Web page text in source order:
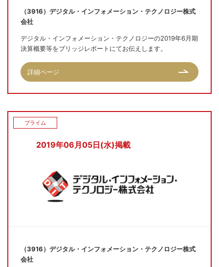
（3916）デジタル・インフォメーション・テクノロジー株式
会社
デジタル・インフォメーション・テクノロジーの2019年6月期
決算概要等をブリッジレポートにてお伝えします。
詳細ページ
2019年06月05日(水)掲載
プライム
（3916）デジタル・インフォメーション・テクノロジー株式
会社